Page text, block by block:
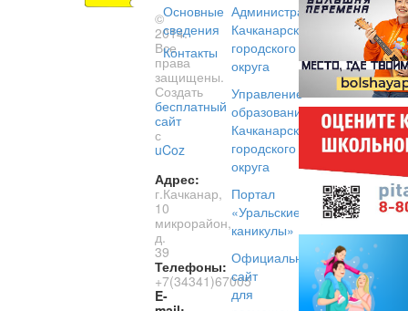
©
2014.
Все
права
защищены.
Создать
бесплатный
сайт
с
uCoz
Адрес:
г.Качканар,
10
микрорайон,
д.
39
Телефоны:
+7(34341)67005
E-
Основные
сведения
Контакты
Администрация
Качканарского
городского
округа
Управление
образованием
Качканарского
городского
округа
Портал
«Уральские
каникулы»
Официальный
сайт
для